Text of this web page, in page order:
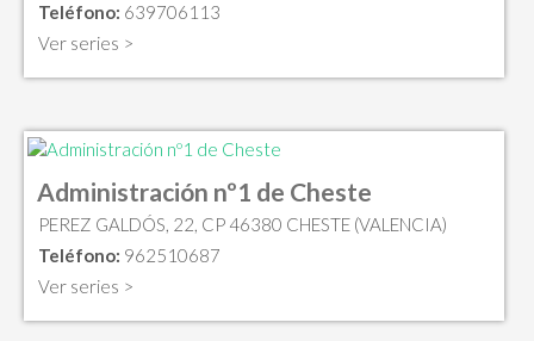
Teléfono: 639706113
Ver series >
Administración nº1 de Cheste
PEREZ GALDÓS, 22, CP 46380 CHESTE (VALENCIA)
Teléfono: 962510687
Ver series >